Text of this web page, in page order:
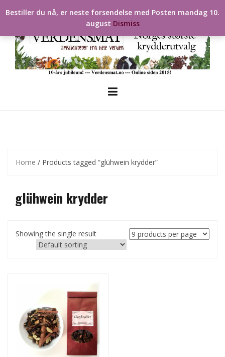
to
Home / Products tagged “glühwein krydder”
glühwein krydder
Showing the single result
Bestiller du nå, er neste forsendelse med Posten mandag 10.
august Dismiss